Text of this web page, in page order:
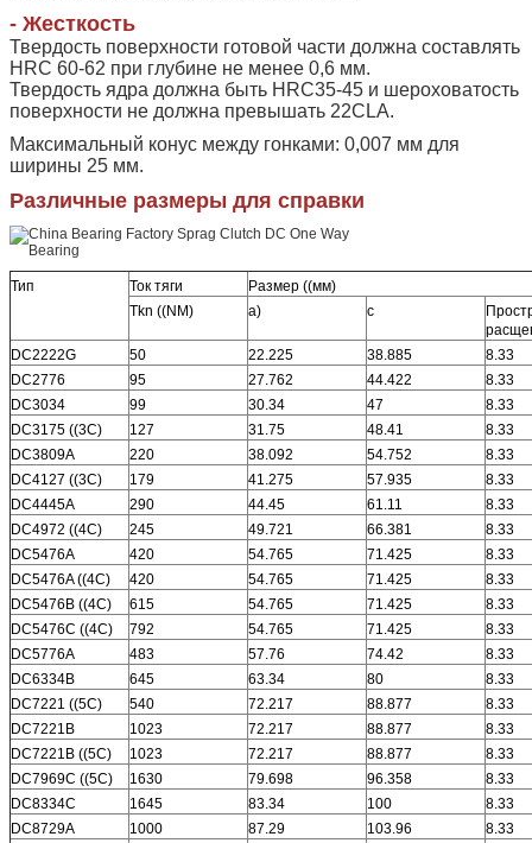
- Жесткость
Твердость поверхности готовой части должна составлять
HRC 60-62 при глубине не менее 0,6 мм.
Твердость ядра должна быть HRC35-45 и шероховатость
поверхности не должна превышать 22CLA.
Максимальный конус между гонками: 0,007 мм для
ширины 25 мм.
Различные размеры для справки
Тип Ток тяги
Размер ((мм)
Tkn ((NM)
а) c
DC2222G
50 22.225 38.885
8.33
DC2776
95 27.762 44.422
8.33
DC3034
99 30.34 47
8.33
DC3175 ((3C)
127 31.75 48.41
8.33
DC3809A
220 38.092 54.752
8.33
DC4127 ((3C)
179 41.275 57.935
8.33
DC4445A
290 44.45 61.11
8.33
DC4972 ((4C)
245 49.721 66.381
8.33
DC5476A
420 54.765 71.425
8.33
DC5476A ((4C)
420 54.765 71.425
8.33
DC5476B ((4C)
615 54.765 71.425
8.33
DC5476C ((4C)
792 54.765 71.425
8.33
DC5776A
483 57.76 74.42
8.33
DC6334B
645 63.34 80
8.33
DC7221 ((5C)
540 72.217 88.877
8.33
DC7221B
1023 72.217 88.877
8.33
DC7221B ((5C)
1023 72.217 88.877
8.33
DC7969C ((5C)
1630 79.698 96.358
8.33
DC8334C
1645 83.34 100
8.33
DC8729A
1000 87.29 103.96
8.33